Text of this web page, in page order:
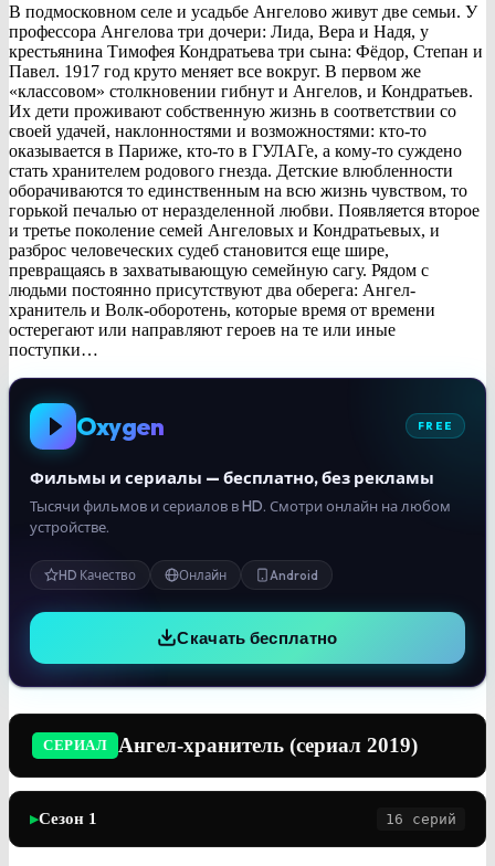
В подмосковном селе и усадьбе Ангелово живут две семьи. У
профессора Ангелова три дочери: Лида, Вера и Надя, у
крестьянина Тимофея Кондратьева три сына: Фёдор, Степан и
Павел. 1917 год круто меняет все вокруг. В первом же
«классовом» столкновении гибнут и Ангелов, и Кондратьев.
Их дети проживают собственную жизнь в соответствии со
своей удачей, наклонностями и возможностями: кто-то
оказывается в Париже, кто-то в ГУЛАГе, а кому-то суждено
стать хранителем родового гнезда. Детские влюбленности
оборачиваются то единственным на всю жизнь чувством, то
горькой печалью от неразделенной любви. Появляется второе
и третье поколение семей Ангеловых и Кондратьевых, и
разброс человеческих судеб становится еще шире,
превращаясь в захватывающую семейную сагу. Рядом с
людьми постоянно присутствуют два оберега: Ангел-
хранитель и Волк-оборотень, которые время от времени
остерегают или направляют героев на те или иные
поступки…
Oxygen FREE
Фильмы и сериалы — бесплатно, без рекламы
Тысячи фильмов и сериалов в HD. Смотри онлайн на любом
устройстве.
HD Качество Онлайн Android
Скачать бесплатно
СЕРИАЛ Ангел-хранитель (сериал 2019)
▶Сезон 1 16 серий